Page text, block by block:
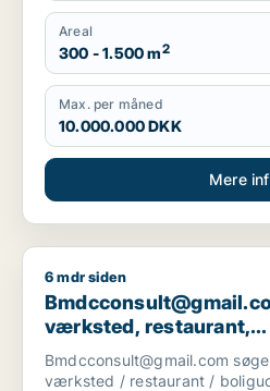
Areal
300 - 1.500 m2
Max. per måned
10.000.000 DKK
Mere
Bmdcconsult@gmail.com
6 mdr siden
værksted, restaurant,
i Storkøbenhavn
Bmdcconsult@gmail.com
værksted / restaurant /